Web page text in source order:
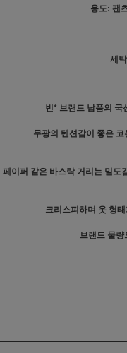
용도: 팬
세
빈* 브랜드 납품의 국
무광의 텐션감이 좋은
페이퍼 같은 바스락 거리는 밀도
크리스피하며 옷 형
브랜드물량